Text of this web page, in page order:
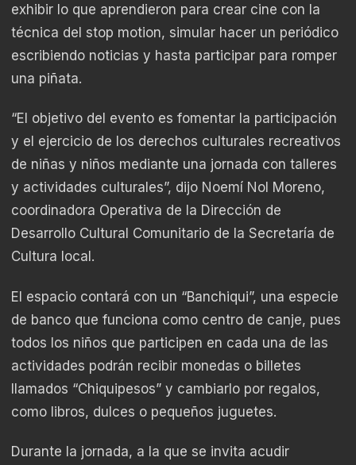
exhibir lo que aprendieron para crear cine con la
técnica del stop motion, simular hacer un periódico
escribiendo noticias y hasta participar para romper
una piñata.
“El objetivo del evento es fomentar la participación
y el ejercicio de los derechos culturales recreativos
de niñas y niños mediante una jornada con talleres
y actividades culturales”, dijo Noemí Nol Moreno,
coordinadora Operativa de la Dirección de
Desarrollo Cultural Comunitario de la Secretaría de
Cultura local.
El espacio contará con un “Banchiqui”, una especie
de banco que funciona como centro de canje, pues
todos los niños que participen en cada una de las
actividades podrán recibir monedas o billetes
llamados “Chiquipesos” y cambiarlo por regalos,
como libros, dulces o pequeños juguetes.
Durante la jornada, a la que se invita acudir